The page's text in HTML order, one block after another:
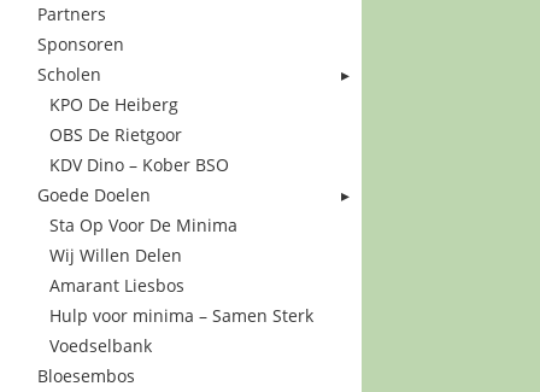
Partners
Sponsoren
Scholen
KPO De Heiberg
OBS De Rietgoor
KDV Dino – Kober BSO
Goede Doelen
Sta Op Voor De Minima
Wij Willen Delen
Amarant Liesbos
Hulp voor minima – Samen Sterk
Voedselbank
Bloesembos